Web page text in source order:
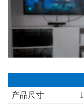
产品尺寸